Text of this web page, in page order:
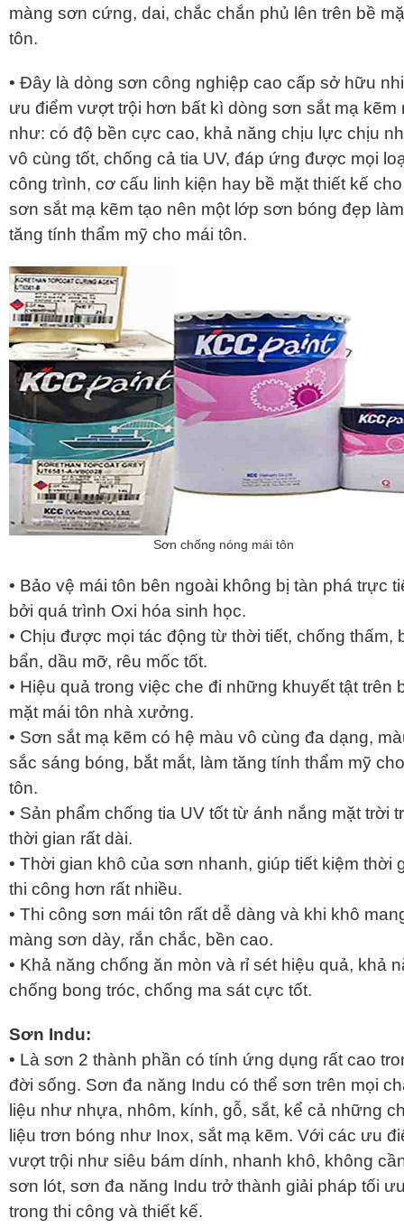
màng sơn cứng, dai, chắc chắn phủ lên trên bề
tôn.
• Đây là dòng sơn công nghiệp cao cấp sở hữu
ưu điểm vượt trội hơn bất kì dòng sơn sắt mạ kẽm
như: có độ bền cực cao, khả năng chịu lực chịu
vô cùng tốt, chống cả tia UV, đáp ứng được mọi
công trình, cơ cấu linh kiện hay bề mặt thiết kế
sơn sắt mạ kẽm tạo nên một lớp sơn bóng đẹp làm
tăng tính thẩm mỹ cho mái tôn.
Sơn chống nóng mái tôn
• Bảo vệ mái tôn bên ngoài không bị tàn phá trực
bởi quá trình Oxi hóa sinh học.
• Chịu được mọi tác động từ thời tiết, chống thấm,
bẩn, dầu mỡ, rêu mốc tốt.
• Hiệu quả trong việc che đi những khuyết tật trên
mặt mái tôn nhà xưởng.
• Sơn sắt mạ kẽm có hệ màu vô cùng đa dạng,
sắc sáng bóng, bắt mắt, làm tăng tính thẩm mỹ
tôn.
• Sản phẩm chống tia UV tốt từ ánh nắng mặt trời
thời gian rất dài.
• Thời gian khô của sơn nhanh, giúp tiết kiệm thời
thi công hơn rất nhiều.
• Thi công sơn mái tôn rất dễ dàng và khi khô
màng sơn dày, rắn chắc, bền cao.
• Khả năng chống ăn mòn và rỉ sét hiệu quả, khả
chống bong tróc, chống ma sát cực tốt.
Sơn Indu:
• Là sơn 2 thành phần có tính ứng dụng rất cao
đời sống. Sơn đa năng Indu có thể sơn trên mọi
liệu như nhựa, nhôm, kính, gỗ, sắt, kể cả những
liệu trơn bóng như Inox, sắt mạ kẽm. Với các ưu
vượt trội như siêu bám dính, nhanh khô, không
sơn lót, sơn đa năng Indu trở thành giải pháp tối
trong thi công và thiết kế.